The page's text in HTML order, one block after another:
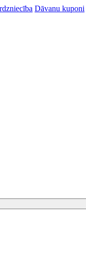
Dāvanu kuponi